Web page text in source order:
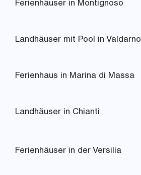
Ferienhäuser in Montignoso
Landhäuser mit Pool in Valdarno
Ferienhaus in Marina di Massa
Landhäuser in Chianti
Ferienhäuser in der Versilia